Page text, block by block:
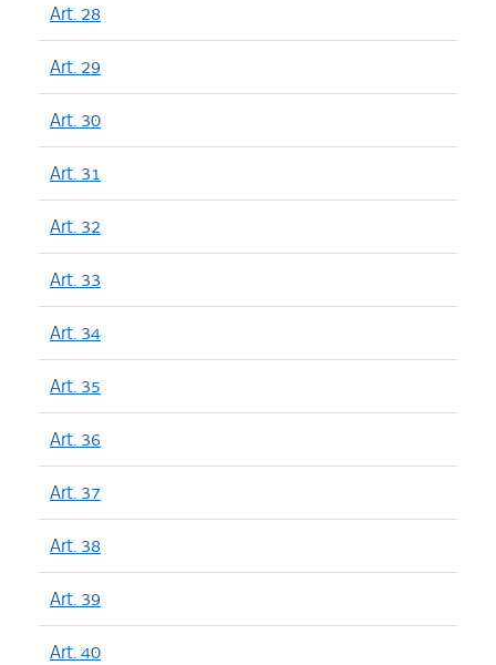
Art. 28
Art. 29
Art. 30
Art. 31
Art. 32
Art. 33
Art. 34
Art. 35
Art. 36
Art. 37
Art. 38
Art. 39
Art. 40